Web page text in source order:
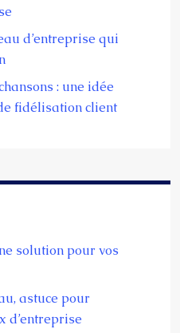
d’entreprise qui
: une idée
fidélisation client
solution pour vos
astuce pour
d’entreprise